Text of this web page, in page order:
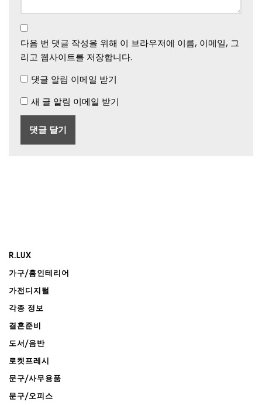
다음 번 댓글 작성을 위해 이 브라우저에 이름, 이메일, 그
리고 웹사이트를 저장합니다.
댓글 알림 이메일 받기
새 글 알림 이메일 받기
R.LUX
가구/홈인테리어
가전디지털
각종 정보
결혼준비
도서/음반
로켓프레시
문구/사무용품
문구/오피스